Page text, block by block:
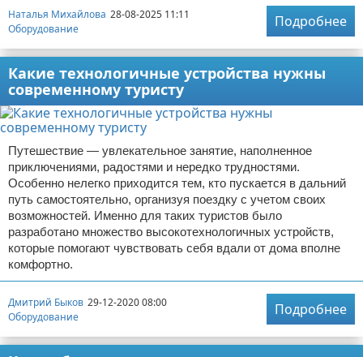
Наталья Михайлова 28-08-2025 11:11
Оборудование
Подробнее
Какие технологичные устройства нужны
современному туристу
Путешествие — увлекательное занятие, наполненное
приключениями, радостями и нередко трудностями.
Особенно нелегко приходится тем, кто пускается в дальний
путь самостоятельно, организуя поездку с учетом своих
возможностей. Именно для таких туристов было
разработано множество высокотехнологичных устройств,
которые помогают чувствовать себя вдали от дома вполне
комфортно.
Дмитрий Быков 29-12-2020 08:00
Оборудование
Подробнее